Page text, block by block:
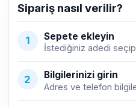
Sipariş nasıl verilir?
1 Sepete ekleyin
İstediğiniz adedi
2 Bilgilerinizi girin
Adres ve telefon